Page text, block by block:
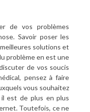
de vos problèmes
Savoir poser les
solutions et
problème en est une
de vos soucis
pensez à faire
vous souhaitez
il est de plus en plus
Toutefois, ce ne